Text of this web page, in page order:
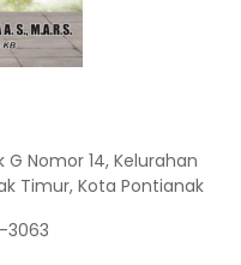
G Nomor 14, Kelurahan
Timur, Kota Pontianak
3063